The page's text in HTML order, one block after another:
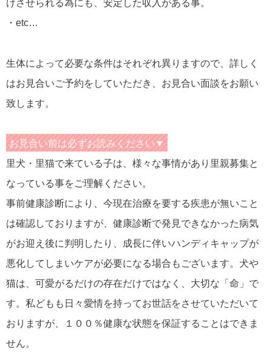
けさせられる為にも、安定した収入がある事。
・etc…
生体によって必要な条件はそれぞれ異りますので、詳しく
はお見合いご予約をしていただき、お見合い面談をお願い
致します。
お見合い前は必ずお読みください▼
里犬・里猫で来ている子は、様々な事情があり里親募集と
なっている事をご理解ください。
事前健康診断により、今現在治療を要する疾患が無いこと
は確認しておりますが、健康診断で発見できなかった病気
がお迎え後に判明したり、成長に伴いハンディキャップが
悪化してしまいケアが必要になる場合もございます。犬や
猫は、可愛がるだけの存在だけではなく、大切な「命」で
す。私どもも日々愛情を持ってお世話をさせていただいて
おりますが、１００％健康な状態を保証することはできま
せん。